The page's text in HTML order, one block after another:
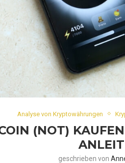
Analyse von Kryptowährungen
(NOT)
geschrieben von